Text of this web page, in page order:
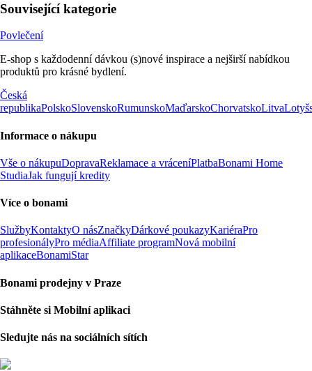
Související kategorie
Povlečení
E-shop s každodenní dávkou (s)nové inspirace a nejširší nabídkou
produktů pro krásné bydlení.
Česká
republikaPolskoSlovenskoRumunskoMaďarskoChorvatskoLitva
Informace o nákupu
Vše o nákupuDopravaReklamace a vráceníPlatbaBonami Home
StudiaJak fungují kredity
Více o bonami
SlužbyKontaktyO násZnačkyDárkové poukazyKariéraPro
profesionályPro médiaAffiliate programNová mobilní
aplikaceBonamiStar
Bonami prodejny v Praze
Stáhněte si Mobilní aplikaci
Sledujte nás na sociálních sítích